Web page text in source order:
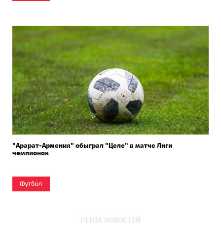
"Арарат-Армения" обыграл "Целе" в матче Лиги
чемпионов
Футбол
ЛЕНТА НОВОСТЕЙ